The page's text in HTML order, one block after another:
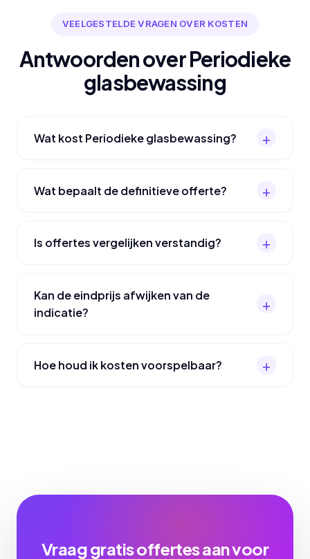
VEELGESTELDE VRAGEN OVER KOSTEN
Antwoorden over Periodieke
glasbewassing
Wat kost Periodieke glasbewassing?
Wat bepaalt de definitieve offerte?
Is offertes vergelijken verstandig?
Kan de eindprijs afwijken van de
indicatie?
Hoe houd ik kosten voorspelbaar?
Vraag gratis offertes aan voor